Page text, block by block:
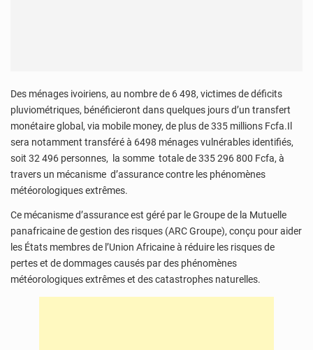
Des ménages ivoiriens, au nombre de 6 498, victimes de déficits
pluviométriques, bénéficieront dans quelques jours d’un transfert
monétaire global, via mobile money, de plus de 335 millions Fcfa.Il
sera notamment transféré à 6498 ménages vulnérables identifiés,
soit 32 496 personnes, la somme totale de 335 296 800 Fcfa, à
travers un mécanisme d’assurance contre les phénomènes
météorologiques extrêmes.
Ce mécanisme d’assurance est géré par le Groupe de la Mutuelle
panafricaine de gestion des risques (ARC Groupe), conçu pour aider
les États membres de l’Union Africaine à réduire les risques de
pertes et de dommages causés par des phénomènes
météorologiques extrêmes et des catastrophes naturelles.